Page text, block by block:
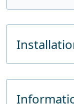
Nombre de lits